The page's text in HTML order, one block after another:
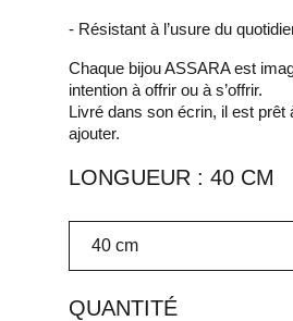
- Résistant à l’usure du
Chaque bijou ASSARA est
intention à offrir ou à s’offrir.
Livré dans son écrin, il est prêt
ajouter.
LONGUEUR : 40 CM
QUANTITÉ